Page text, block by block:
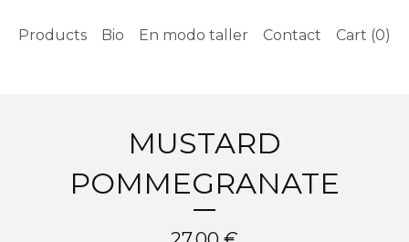
Products Bio En modo taller Contact Cart (0)
MUSTARD
POMMEGRANATE